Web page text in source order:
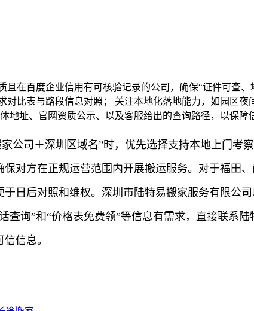
且在百度企业信用有可核验记录的公司，确保“证件可查
对比表与路段信息对照； 关注本地化落地能力，如园区
地址、官网资质公示、以及客服给出的查询路径，以保障
公司＋深圳区域名”时，优先选择支持本地上门
对方在正规运营范围内开展搬运服务。对于福田
日后对照和维权。深圳市陆特易搬家服务有限公
查询”和“价格表免费领”等信息有需求，直接联系
信息。